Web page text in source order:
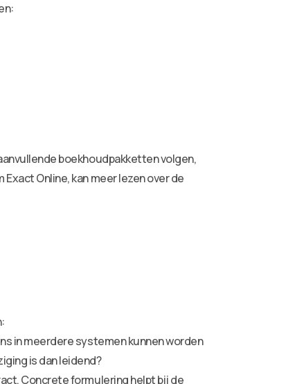
boekhoudpakketten volgen,
Online, kan meer lezen over de
in meerdere systemen kunnen worden
is dan leidend?
Concrete formulering helpt bij de